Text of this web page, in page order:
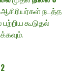
நடத்த
கூடுதல்